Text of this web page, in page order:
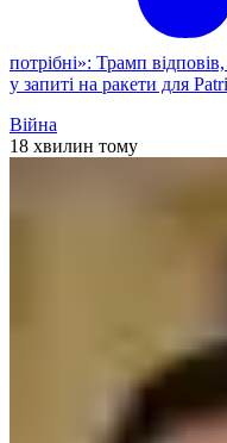
потрібні»: Трамп
у запиті на ракети для
Війна
18 хвилин тому